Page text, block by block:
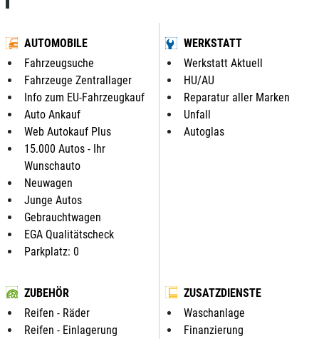
AUTOMOBILE
Fahrzeugsuche
Fahrzeuge Zentrallager
Info zum EU-Fahrzeugkauf
Auto Ankauf
Web Autokauf Plus
15.000 Autos - Ihr
Wunschauto
Neuwagen
Junge Autos
Gebrauchtwagen
EGA Qualitätscheck
Parkplatz: 0
WERKSTATT
Werkstatt Aktuell
HU/AU
Reparatur aller Marken
Unfall
Autoglas
ZUBEHÖR
Reifen - Räder
Reifen - Einlagerung
ZUSATZDIENSTE
Waschanlage
Finanzierung